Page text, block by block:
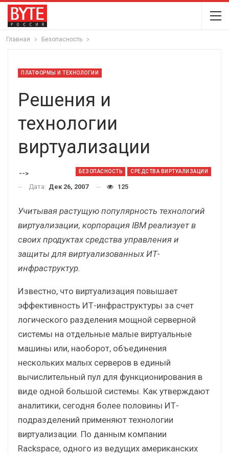
Главная Безопасность
ПЛАТФОРМЫ И ТЕХНОЛОГИИ
Решения и
технологии
виртуализации
БЕЗОПАСНОСТЬ СРЕДСТВА ВИРТУАЛИЗАЦИИ
-->
Дата: Дек 26, 2007 125
Учитывая растущую популярность технологий
виртуализации, корпорация IBM реализует в
своих продуктах средства управления и
защиты для виртуализованных ИТ-
инфраструктур.
Известно, что виртуализация повышает
эффективность ИТ-инфраструктуры за счет
логического разделения мощной серверной
системы на отдельные малые виртуальные
машины или, наоборот, объединения
нескольких малых серверов в единый
вычислительный пул для функционирования в
виде одной большой системы. Как утверждают
аналитики, сегодня более половины ИТ-
подразделений применяют технологии
виртуализации. По данным компании
Rackspace, одного из ведущих американских